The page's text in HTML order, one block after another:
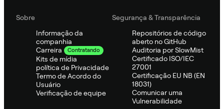
Sobre
Informação da
companhia
Carreira
Contratando
Kits de mídia
política de Privacidade
Termo de Acordo do
Usuário
Verificação de equipe
Segurança & Transparência
Repositórios de código
aberto no GitHub
Auditoria por SlowMist
Certificado ISO/IEC
27001
Certificação EU NB (EN
18031)
Comunicar uma
Vulnerabilidade